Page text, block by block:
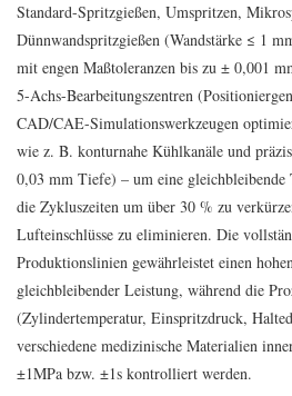
Standard-Spritzgießen, Umspritzen,
Dünnwandspritzgießen (Wandstärke ≤ 1
mit engen Maßtoleranzen bis zu ± 0,001
5-Achs-Bearbeitungszentren
CAD/CAE-Simulationswerkzeugen
wie z. B. konturnahe Kühlkanäle und
0,03 mm Tiefe) – um eine gleichbleibende
die Zykluszeiten um über 30 % zu
Lufteinschlüsse zu eliminieren. Die
Produktionslinien gewährleistet einen
gleichbleibender Leistung, während die
(Zylindertemperatur, Einspritzdruck,
verschiedene medizinische Materialien
±1MPa bzw. ±1s kontrolliert werden.